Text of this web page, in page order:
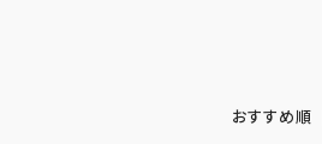
おすすめ順